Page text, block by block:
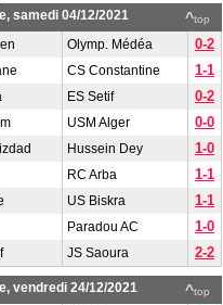
^top
samedi 04/12/2021
Olymp. Médéa 0-2
CS Constantine 1-1
ES Setif 0-2
USM Alger 0-0
Hussein Dey 1-0
RC Arba 1-1
US Biskra 1-1
Paradou AC 1-0
JS Saoura 2-2
^top
vendredi 24/12/2021